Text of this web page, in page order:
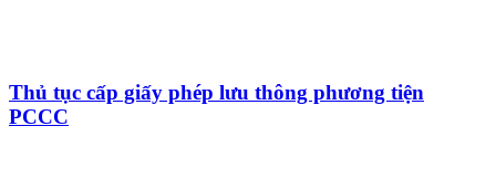
Thủ tục cấp giấy phép lưu thông phương tiện
PCCC